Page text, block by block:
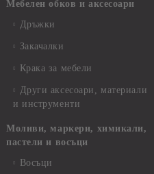
Мебелен обков и аксесоари
Дръжки
Закачалки
Крака за мебели
Други аксесоари, материали
и инструменти
Моливи, маркери, химикали,
пастели и восъци
Восъци